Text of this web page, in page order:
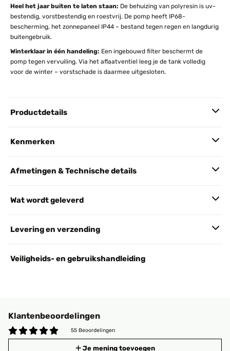
Heel het jaar buiten te laten staan: De behuizing van polyresin is uv-
bestendig, vorstbestendig en roestvrij. De pomp heeft IP68-
bescherming, het zonnepaneel IP44 – bestand tegen regen en langdurig
buitengebruik.
Winterklaar in één handeling: Een ingebouwd filter beschermt de
pomp tegen vervuiling. Via het aflaatventiel leeg je de tank volledig
voor de winter – vorstschade is daarmee uitgesloten.
Productdetails
Kenmerken
Afmetingen & Technische details
Wat wordt geleverd
Levering en verzending
Veiligheids- en gebruikshandleiding
Klantenbeoordelingen
55 Beoordelingen
Je mening toevoegen